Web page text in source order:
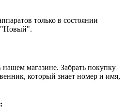
только в состоянии
магазине. Забрать покупку
который знает номер и имя,